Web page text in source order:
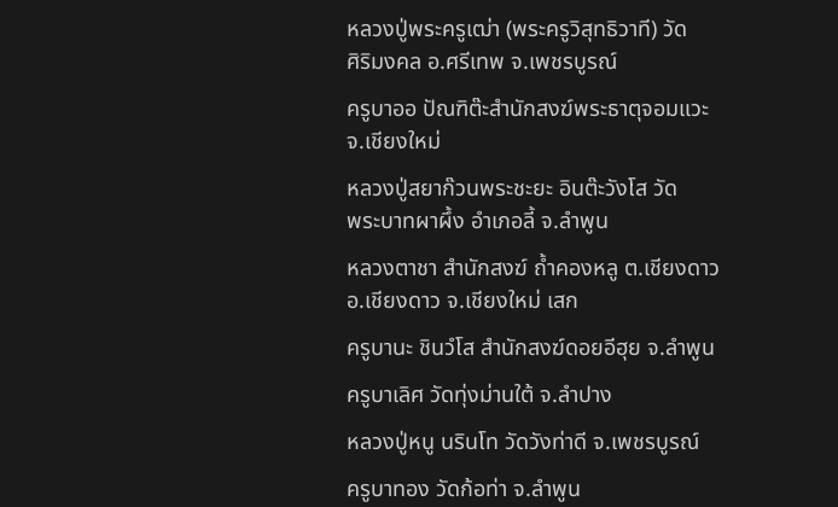
หลวงปู่พระครูเฒ่า (พระครูวิสุทธิวาที) วัด
ศิริมงคล อ.ศรีเทพ จ.เพชรบูรณ์
ครูบาออ ปัณฑิต๊ะสำนักสงฆ์พระธาตุจอมแวะ
จ.เชียงใหม่
หลวงปู่สยาก๊วนพระชะยะ อินต๊ะวังโส วัด
พระบาทผาผึ้ง อำเภอลี้ จ.ลำพูน
หลวงตาชา สำนักสงฆ์ ถ้ำคองหลู ต.เชียงดาว
อ.เชียงดาว จ.เชียงใหม่ เสก
ครูบานะ ชินวํโส สำนักสงฆ์ดอยอีฮุย จ.ลำพูน
ครูบาเลิศ วัดทุ่งม่านใต้ จ.ลำปาง
หลวงปู่หนู นรินโท วัดวังท่าดี จ.เพชรบูรณ์
ครูบาทอง วัดก้อท่า จ.ลำพูน